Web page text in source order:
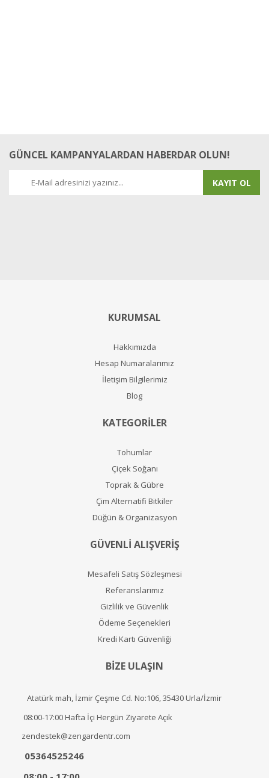
GÜNCEL KAMPANYALARDAN HABERDAR OLUN!
KAYIT OL
KURUMSAL
Hakkımızda
Hesap Numaralarımız
İletişim Bilgilerimiz
Blog
KATEGORİLER
Tohumlar
Çiçek Soğanı
Toprak & Gübre
Çim Alternatifi Bitkiler
Düğün & Organizasyon
GÜVENLİ ALIŞVERİŞ
Mesafeli Satış Sözleşmesi
Referanslarımız
Gizlilik ve Güvenlik
Ödeme Seçenekleri
Kredi Kartı Güvenliği
BİZE ULAŞIN
Atatürk mah, İzmir Çeşme Cd. No:106, 35430 Urla/İzmir
08:00-17:00 Hafta İçi Hergün Ziyarete Açık
zendestek@zengardentr.com
05364525246